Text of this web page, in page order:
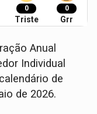
0
Triste
0
Grr
Anual
Individual
de
de 2026.